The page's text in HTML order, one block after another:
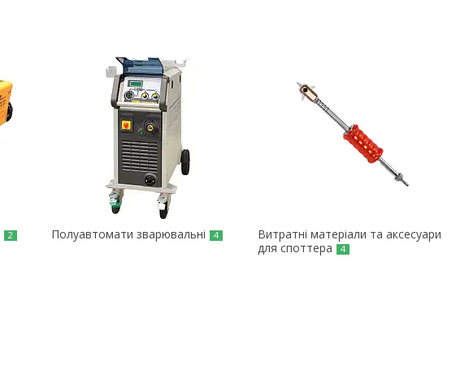
2 Полуавтомати зварювальні 4
Витратні матеріали та аксесуари
для споттера
4